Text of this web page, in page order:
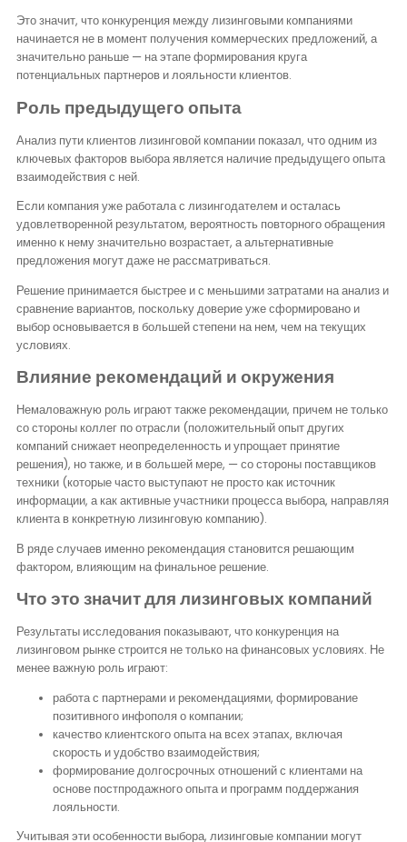
Это значит, что конкуренция между лизинговыми компаниями
начинается не в момент получения коммерческих предложений, а
значительно раньше — на этапе формирования круга
потенциальных партнеров и лояльности клиентов.
Роль предыдущего опыта
Анализ пути клиентов лизинговой компании показал, что одним из
ключевых факторов выбора является наличие предыдущего опыта
взаимодействия с ней.
Если компания уже работала с лизингодателем и осталась
удовлетворенной результатом, вероятность повторного обращения
именно к нему значительно возрастает, а альтернативные
предложения могут даже не рассматриваться.
Решение принимается быстрее и с меньшими затратами на анализ и
сравнение вариантов, поскольку доверие уже сформировано и
выбор основывается в большей степени на нем, чем на текущих
условиях.
Влияние рекомендаций и окружения
Немаловажную роль играют также рекомендации, причем не только
со стороны коллег по отрасли (положительный опыт других
компаний снижает неопределенность и упрощает принятие
решения), но также, и в большей мере, — со стороны поставщиков
техники (которые часто выступают не просто как источник
информации, а как активные участники процесса выбора, направляя
клиента в конкретную лизинговую компанию).
В ряде случаев именно рекомендация становится решающим
фактором, влияющим на финальное решение.
Что это значит для лизинговых компаний
Результаты исследования показывают, что конкуренция на
лизинговом рынке строится не только на финансовых условиях. Не
менее важную роль играют:
работа с партнерами и рекомендациями, формирование
позитивного инфополя о компании;
качество клиентского опыта на всех этапах, включая
скорость и удобство взаимодействия;
формирование долгосрочных отношений с клиентами на
основе постпродажного опыта и программ поддержания
лояльности.
Учитывая эти особенности выбора, лизинговые компании могут